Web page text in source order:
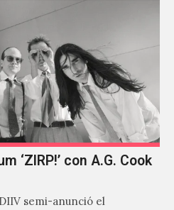
‘ZIRP!’ con A.G. Cook
semi-anunció el